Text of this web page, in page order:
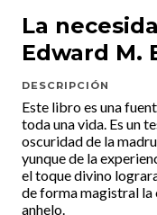
La
Edward M.
DESCRIPCIÓN
Este libro es una
toda una vida. Es un
oscuridad de la
yunque de la
el toque divino
de forma magistral la
anhelo.